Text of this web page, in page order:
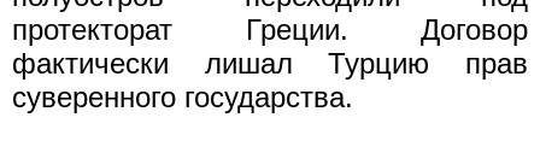
протекторат Греции. Договор
фактически лишал Турцию прав
суверенного государства.